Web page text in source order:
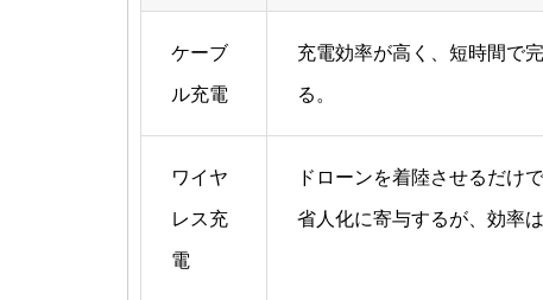
ケーブ
ル充電
充電効率が高く、短時間で
る。
ワイヤ
レス充
電
ドローンを着陸させるだけ
省人化に寄与するが、効率